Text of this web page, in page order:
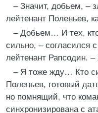
– Значит, добьем, –
лейтенант Поленьев,
– Добьем… И тех,
сильно, – согласился
лейтенант Рапсодин.
– Я тоже жду… Кто
Поленьев, готовый
но помнящий, что
синхронизирована с